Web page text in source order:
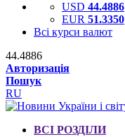
USD 44.4886
EUR 51.3350
Всі курси валют
44.4886
Авторизація
Пошук
RU
ВСІ РОЗДІЛИ